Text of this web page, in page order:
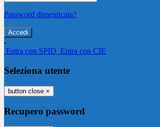
Password dimenticata?
-
Entra con SPID Entra con CIE
Seleziona utente
button close ×
Recupero password